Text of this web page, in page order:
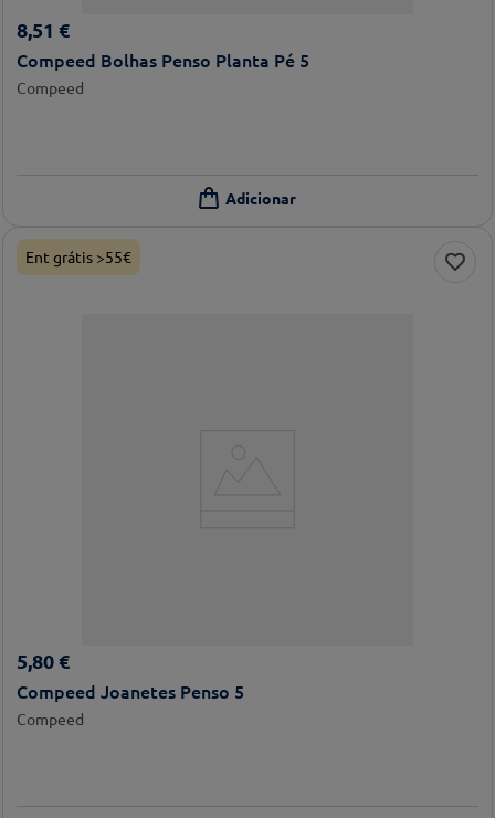
8,51 €
Compeed Bolhas Penso Planta Pé 5
Compeed
Ent grátis >55€
5,80 €
Compeed Joanetes Penso 5
Compeed